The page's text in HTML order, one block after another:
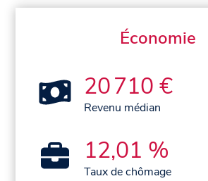
Économie
20 710 €
Revenu médian
12,01 %
Taux de chômage